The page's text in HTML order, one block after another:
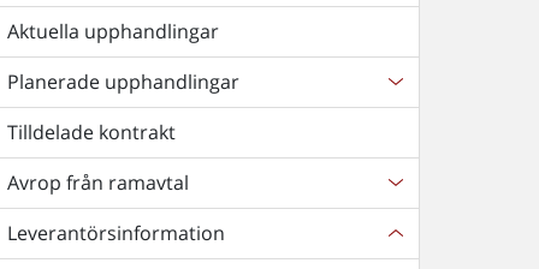
Aktuella upphandlingar
Planerade upphandlingar
Tilldelade kontrakt
Avrop från ramavtal
Leverantörsinformation